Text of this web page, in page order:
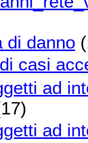
di danno
casi
ad
ad